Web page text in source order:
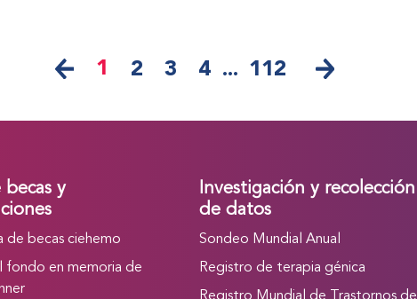
1 2 3 4 ... 112
becas y
de becas ciehemo
fondo en memoria de
Investigación y recolección
de datos
Sondeo Mundial Anual
Registro de terapia génica